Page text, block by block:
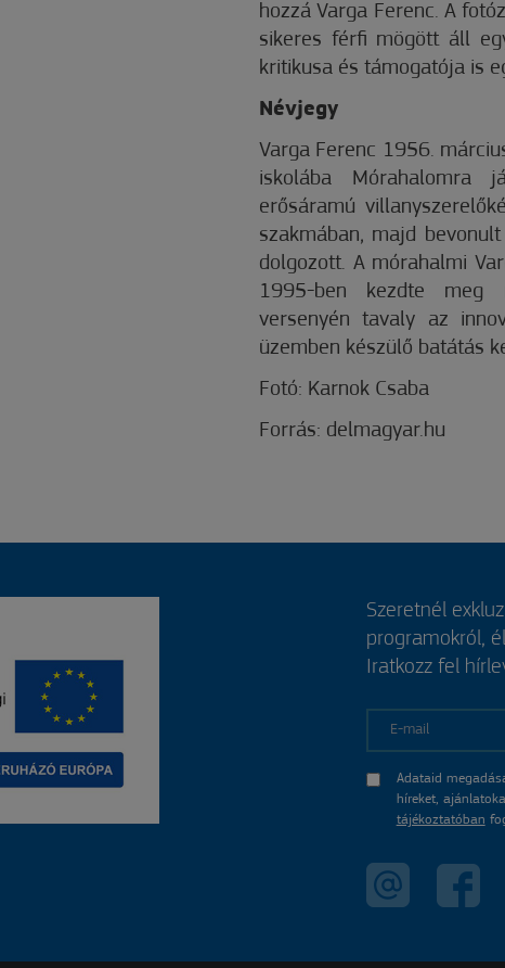
hozzá Varga Ferenc. A
sikeres férfi mögött áll
kritikusa és támogatója is
Névjegy
Varga Ferenc 1956.
iskolába Mórahalomra
erősáramú
szakmában, majd
dolgozott. A mórahalmi
1995-ben kezdte meg
versenyén tavaly az
üzemben készülő batátás
Fotó: Karnok Csaba
Forrás: delmagyar.hu
Szeretnél
programokról,
Iratkozz fel
Adataid
híreket,
tájékoztatóban